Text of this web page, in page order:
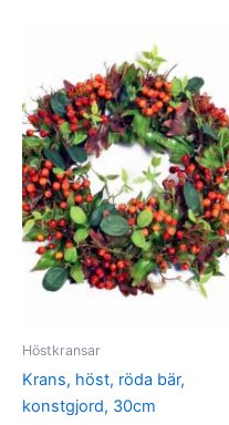
Höstkransar
Krans, höst, röda bär,
konstgjord, 30cm